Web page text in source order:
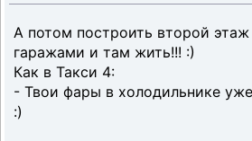
А потом построить второй
гаражами и там жить!!! :)
Как в Такси 4:
- Твои фары в холодильнике
:)